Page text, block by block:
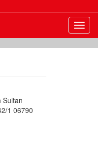
Sultan
1 06790